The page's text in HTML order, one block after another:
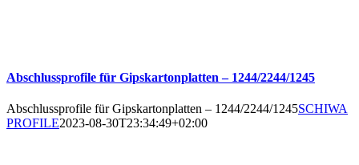
Abschlussprofile für Gipskartonplatten – 1244/2244/1245
Abschlussprofile für Gipskartonplatten – 1244/2244/1245SCHIWA
PROFILE2023-08-30T23:34:49+02:00